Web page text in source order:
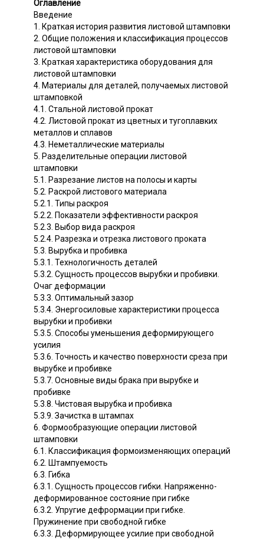
Оглавление
Введение
1. Краткая история развития листовой штамповки
2. Общие положения и классификация процессов
листовой штамповки
3. Краткая характеристика оборудования для
листовой штамповки
4. Материалы для деталей, получаемых листовой
штамповкой
4.1. Стальной листовой прокат
4.2. Листовой прокат из цветных и тугоплавких
металлов и сплавов
4.3. Неметаллические материалы
5. Разделительные операции листовой
штамповки
5.1. Разрезание листов на полосы и карты
5.2. Раскрой листового материала
5.2.1. Типы раскроя
5.2.2. Показатели эффективности раскроя
5.2.3. Выбор вида раскроя
5.2.4. Разрезка и отрезка листового проката
5.3. Вырубка и пробивка
5.3.1. Технологичность деталей
5.3.2. Сущность процессов вырубки и пробивки.
Очаг деформации
5.3.3. Оптимальный зазор
5.3.4. Энергосиловые характеристики процесса
вырубки и пробивки
5.3.5. Способы уменьшения деформирующего
усилия
5.3.6. Точность и качество поверхности среза при
вырубке и пробивке
5.3.7. Основные виды брака при вырубке и
пробивке
5.3.8. Чистовая вырубка и пробивка
5.3.9. Зачистка в штампах
6. Формообразующие операции листовой
штамповки
6.1. Классификация формоизменяющих операций
6.2. Штампуемость
6.3. Гибка
6.3.1. Сущность процессов гибки. Напряженно-
деформированное состояние при гибке
6.3.2. Упругие дефрормации при гибке.
Пружинение при свободной гибке
6.3.3. Деформирующее усилие при свободной